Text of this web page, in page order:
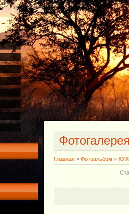
Главная » Фотоальбом »